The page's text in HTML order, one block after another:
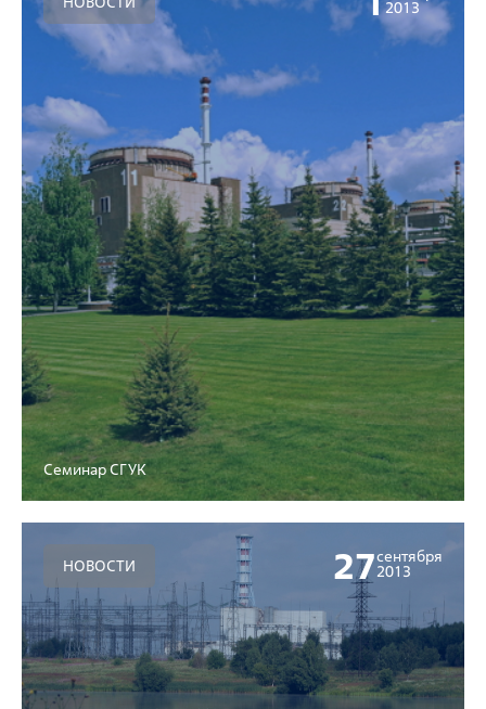
2013
Семинар СГУК
НОВОСТИ 27сентября
2013